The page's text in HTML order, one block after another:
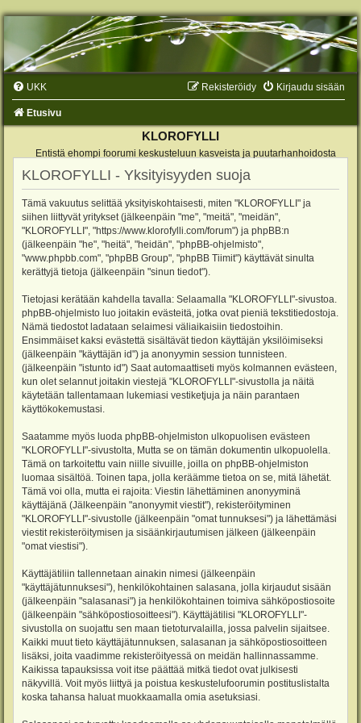
UKK Kirjaudu sisään
Rekisteröidy
Etusivu
KLOROFYLLI
Entistä ehompi foorumi keskusteluun kasveista ja puutarhanhoidosta
KLOROFYLLI - Yksityisyyden suoja
Tämä vakuutus selittää yksityiskohtaisesti, miten "KLOROFYLLI" ja
siihen liittyvät yritykset (jälkeenpäin "me", "meitä", "meidän",
"KLOROFYLLI", "https://www.klorofylli.com/forum") ja phpBB:n
(jälkeenpäin "he", "heitä", "heidän", "phpBB-ohjelmisto",
"www.phpbb.com", "phpBB Group", "phpBB Tiimit") käyttävät sinulta
kerättyjä tietoja (jälkeenpäin "sinun tiedot").
Tietojasi kerätään kahdella tavalla: Selaamalla "KLOROFYLLI"-sivustoa.
phpBB-ohjelmisto luo joitakin evästeitä, jotka ovat pieniä tekstitiedostoja.
Nämä tiedostot ladataan selaimesi väliaikaisiin tiedostoihin.
Ensimmäiset kaksi evästettä sisältävät tiedon käyttäjän yksilöimiseksi
(jälkeenpäin "käyttäjän id") ja anonyymin session tunnisteen.
(jälkeenpäin "istunto id") Saat automaattiseti myös kolmannen evästeen,
kun olet selannut joitakin viestejä "KLOROFYLLI"-sivustolla ja näitä
käytetään tallentamaan lukemiasi vestiketjuja ja näin parantaen
käyttökokemustasi.
Saatamme myös luoda phpBB-ohjelmiston ulkopuolisen evästeen
"KLOROFYLLI"-sivustolta, Mutta se on tämän dokumentin ulkopuolella.
Tämä on tarkoitettu vain niille sivuille, joilla on phpBB-ohjelmiston
luomaa sisältöä. Toinen tapa, jolla keräämme tietoa on se, mitä lähetät.
Tämä voi olla, mutta ei rajoita: Viestin lähettäminen anonyyminä
käyttäjänä (Jälkeenpäin "anonyymit viestit"), rekisteröityminen
"KLOROFYLLI"-sivustolle (jälkeenpäin "omat tunnuksesi") ja lähettämäsi
viestit rekisteröitymisen ja sisäänkirjautumisen jälkeen (jälkeenpäin
"omat viestisi").
Käyttäjätiliin tallennetaan ainakin nimesi (jälkeenpäin
"käyttäjätunnuksesi"), henkilökohtainen salasana, jolla kirjaudut sisään
(jälkeenpäin "salasanasi") ja henkilökohtainen toimiva sähköpostiosoite
(jälkeenpäin "sähköpostiosoitteesi"). Käyttäjätilisi "KLOROFYLLI"-
sivustolla on suojattu sen maan tietoturvalailla, jossa palvelin sijaitsee.
Kaikki muut tieto käyttäjätunnuksen, salasanan ja sähköpostiosoitteen
lisäksi, joita vaadimme rekisteröityessä on meidän hallinnassamme.
Kaikissa tapauksissa voit itse päättää mitkä tiedot ovat julkisesti
näkyvillä. Voit myös liittyä ja poistua keskustelufoorumin postituslistalta
koska tahansa haluat muokkaamalla omia asetuksiasi.